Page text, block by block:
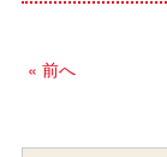
« 前へ